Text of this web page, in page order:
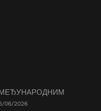
06/2026